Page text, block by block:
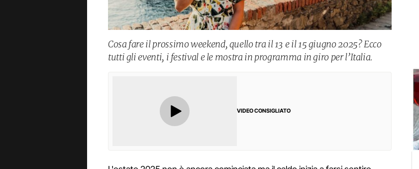
Cosa fare il prossimo weekend, quello tra il 13 e il 15 giugno 2025? Ecco
tutti gli eventi, i festival e le mostra in programma in giro per l’Italia.
VIDEO CONSIGLIATO